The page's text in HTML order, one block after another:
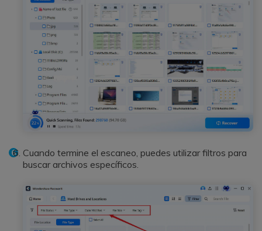
Cuando termine el escaneo, puedes utilizar filtros para
buscar archivos específicos.